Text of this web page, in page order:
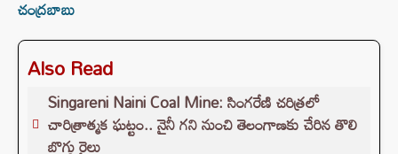
చంద్రబాబు
Also Read
Singareni Naini Coal Mine: సింగరేణి చరిత్రలో
చారిత్రాత్మక ఘట్టం.. నైనీ గని నుంచి తెలంగాణకు చేరిన తొలి
బొగ్గు రైలు